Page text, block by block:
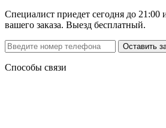
Специалист приедет сегодня до 21:00
вашего заказа. Выезд бесплатный.
Способы связи